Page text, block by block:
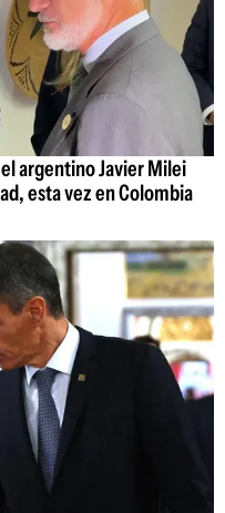
argentino Javier Milei
esta vez en Colombia